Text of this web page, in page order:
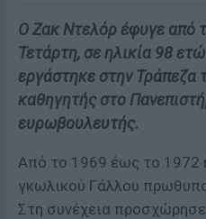
Ο Ζακ Ντελόρ έφυγε από
Τετάρτη, σε ηλικία 98
εργάστηκε στην Τράπεζα
καθηγητής στο
ευρωβουλευτής.
Από το 1969 έως το 1972
γκωλικού Γάλλου
Στη συνέχεια